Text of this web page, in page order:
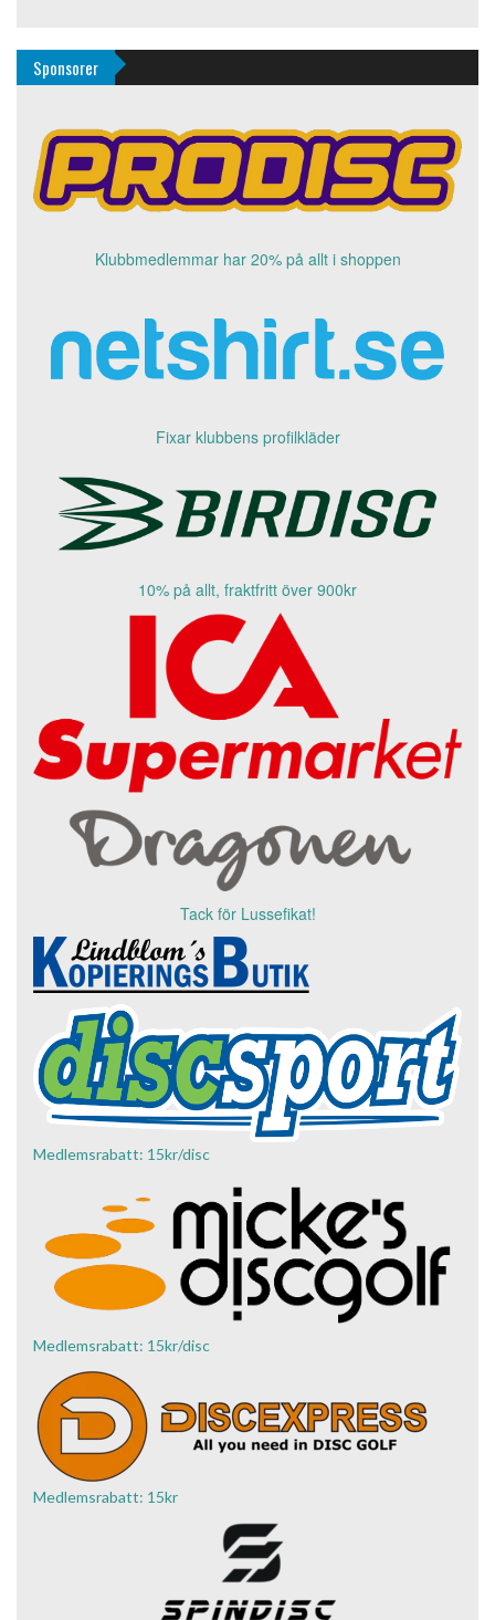
Sponsorer
Klubbmedlemmar har 20% på allt i shoppen
Fixar klubbens profilkläder
10% på allt, fraktfritt över 900kr
Tack för Lussefikat!
Medlemsrabatt: 15kr/disc
Medlemsrabatt: 15kr/disc
Medlemsrabatt: 15kr